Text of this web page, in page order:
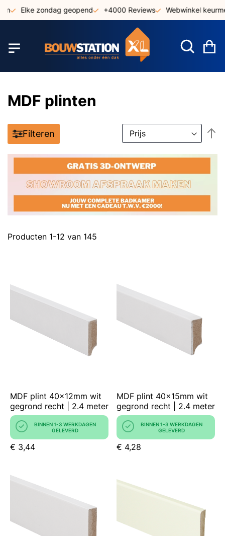
Elke zondag geopend +4000 Reviews Webwinkel keurmerk
MDF plinten
Filteren
Producten 1-12 van 145
MDF plint 40x12mm wit
gegrond recht | 2.4 meter
BINNEN 1-3 WERKDAGEN
GELEVERD
€ 3,44
MDF plint 40x15mm wit
gegrond recht | 2.4 meter
BINNEN 1-3 WERKDAGEN
GELEVERD
€ 4,28